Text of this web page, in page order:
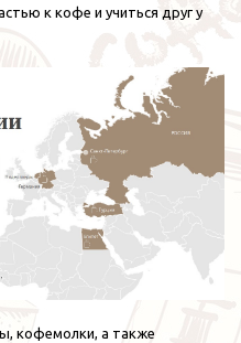
к кофе и учиться друг у
кофемолки, а также